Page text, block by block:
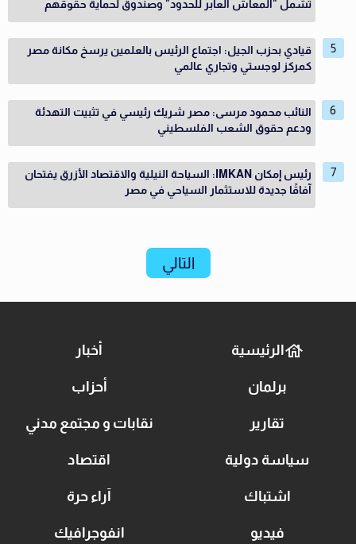
تشمل "المعاش العابر للحدود" وصندوق لحماية حقوقهم
قيادي بحزب الجيل: اجتماع الرئيس بالعلمين يرسخ مكانة مصر
كمركز لوجستي وتجاري عالمي
النائب محمود مرسى: مصر شريك رئيسي في تثبيت التهدئة
ودعم حقوق الشعب الفلسطيني
رئيس إمكان IMKAN: السياحة النيلية والاقتصاد الأزرق يفتحان
آفاقًا جديدة للاستثمار السياحي في مصر
التالي
الرئيسية أخبار
برلمان أحزاب
تقارير نقابات و مجتمع مدني
سياسة دولية اقتصاد
اشتباك آراء حرة
فيديو انفوجرافيك